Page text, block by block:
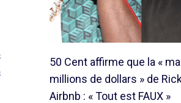
50 Cent affirme que la «
millions de dollars » de
Airbnb : « Tout est FAUX »